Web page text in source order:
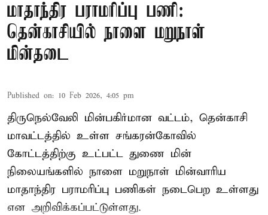
மாதாந்திர பராமரிப்பு பணி:
தென்காசியில் நாளை மறுநாள்
மின்தடை
Published on: 10 Feb 2026, 4:05 pm
திருநெல்வேலி மின்பகிர்மான வட்டம், தென்காசி
மாவட்டத்தில் உள்ள சங்கரன்கோவில்
கோட்டத்திற்கு உட்பட்ட துணை மின்
நிலையங்களில் நாளை மறுநாள் மின்வாரிய
மாதாந்திர பராமரிப்பு பணிகள் நடைபெற உள்ளது
என அறிவிக்கப்பட்டுள்ளது.